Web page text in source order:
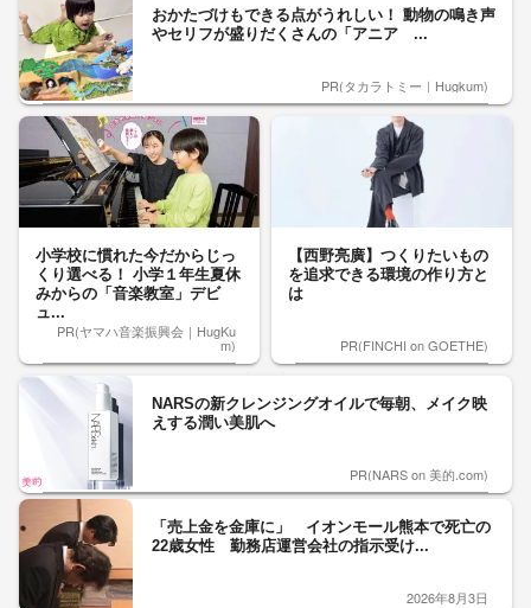
おかたづけもできる点がうれしい！ 動物の鳴き声
やセリフが盛りだくさんの「アニア ...
PR(タカラトミー｜Hugkum)
小学校に慣れた今だからじっ
くり選べる！ 小学１年生夏休
みからの「音楽教室」デビ
ュ...
PR(ヤマハ音楽振興会｜HugKu
m)
【西野亮廣】つくりたいもの
を追求できる環境の作り方と
は
PR(FINCHI on GOETHE)
NARSの新クレンジングオイルで毎朝、メイク映
えする潤い美肌へ
PR(NARS on 美的.com)
「売上金を金庫に」 イオンモール熊本で死亡の
22歳女性 勤務店運営会社の指示受け...
2026年8月3日